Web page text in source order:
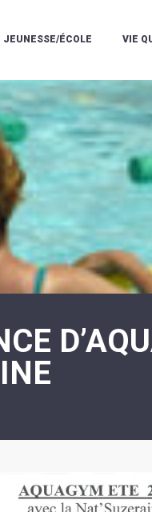
JEUNESSE/ÉCOLE
L'ACCUEIL
DE
LOISIRS
PÉRISCOLAIRE
LES
MERCREDIS
RÉCRÉATIFS
SCOLAIRE
COLLÈGE
ESPACE
ANS
VIE
VIE
RÈGLES
VIE
ET
LA
LE
POLICE